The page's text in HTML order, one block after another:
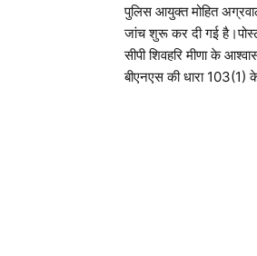
पुलिस आयुक्त मोहित
जांच शुरू कर दी गई
सीपी शिवहरि मीणा के
बीएनएस की धारा 103(1)